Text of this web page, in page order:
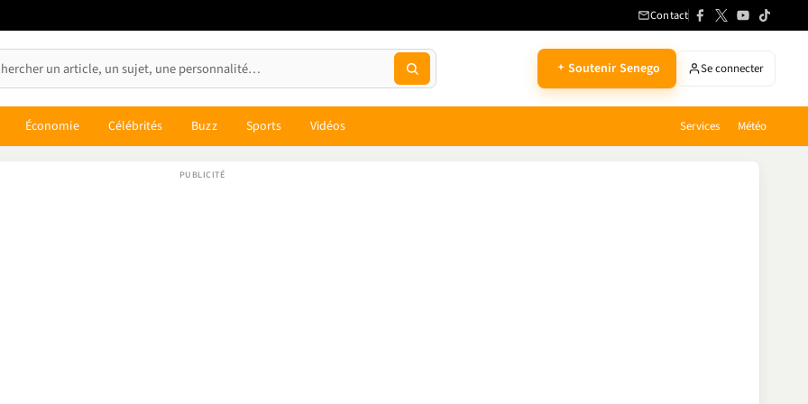
Contact
Soutenir Senego Se connecter
Économie Célébrités Buzz Sports Vidéos Services Météo